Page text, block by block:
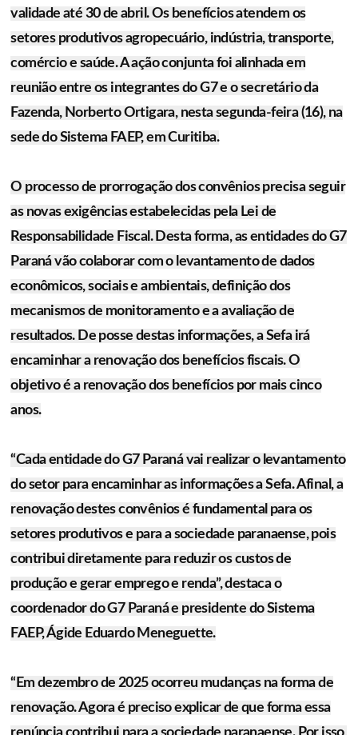
validade até 30 de abril. Os benefícios atendem os
setores produtivos agropecuário, indústria, transporte,
comércio e saúde. A ação conjunta foi alinhada em
reunião entre os integrantes do G7 e o secretário da
Fazenda, Norberto Ortigara, nesta segunda-feira (16), na
sede do Sistema FAEP, em Curitiba.
O processo de prorrogação dos convênios precisa seguir
as novas exigências estabelecidas pela Lei de
Responsabilidade Fiscal. Desta forma, as entidades do G7
Paraná vão colaborar com o levantamento de dados
econômicos, sociais e ambientais, definição dos
mecanismos de monitoramento e a avaliação de
resultados. De posse destas informações, a Sefa irá
encaminhar a renovação dos benefícios fiscais. O
objetivo é a renovação dos benefícios por mais cinco
anos.
“Cada entidade do G7 Paraná vai realizar o levantamento
do setor para encaminhar as informações a Sefa. Afinal, a
renovação destes convênios é fundamental para os
setores produtivos e para a sociedade paranaense, pois
contribui diretamente para reduzir os custos de
produção e gerar emprego e renda”, destaca o
coordenador do G7 Paraná e presidente do Sistema
FAEP, Ágide Eduardo Meneguette.
“Em dezembro de 2025 ocorreu mudanças na forma de
renovação. Agora é preciso explicar de que forma essa